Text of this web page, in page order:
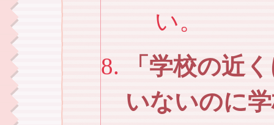
い。
学校の近
いないのに